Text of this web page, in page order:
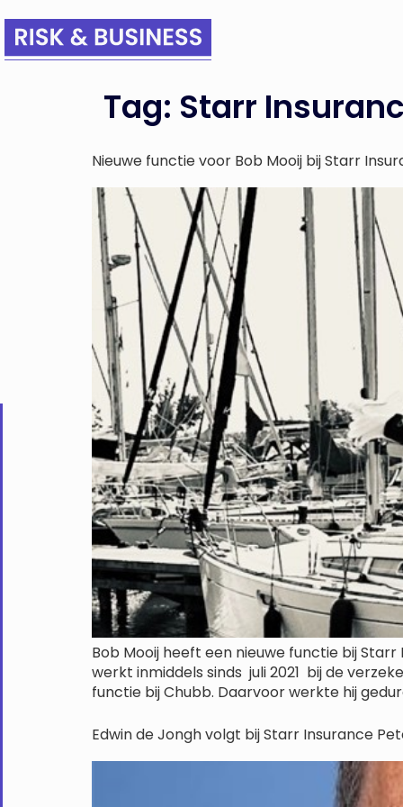
Tag: Starr
Nieuwe functie voor Bob Mooij bij Starr
Bob Mooij heeft een nieuwe functie bij
werkt inmiddels sinds juli 2021 bij de
functie bij Chubb. Daarvoor werkte hij
Edwin de Jongh volgt bij Starr Insurance